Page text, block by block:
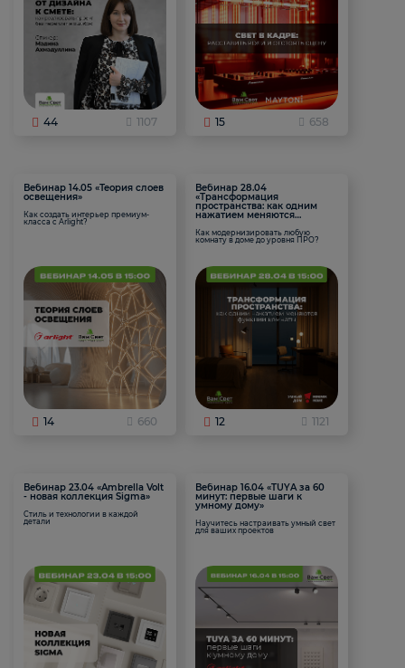
44 1107 15 658
Вебинар 14.05 «Теория слоев
освещения»
Как создать интерьер премиум-
класса с Arlight?
14 660
Вебинар 28.04
«Трансформация
пространства: как одним
нажатием меняются
Как модернизировать любую
комнату в доме до уровня ПРО?
12 1121
Вебинар 23.04 «Ambrella Volt
- новая коллекция Sigma»
Стиль и технологии в каждой
детали
Вебинар 16.04 «TUYA за 60
минут: первые шаги к
умному дому»
Научитесь настраивать умный свет
для ваших проектов